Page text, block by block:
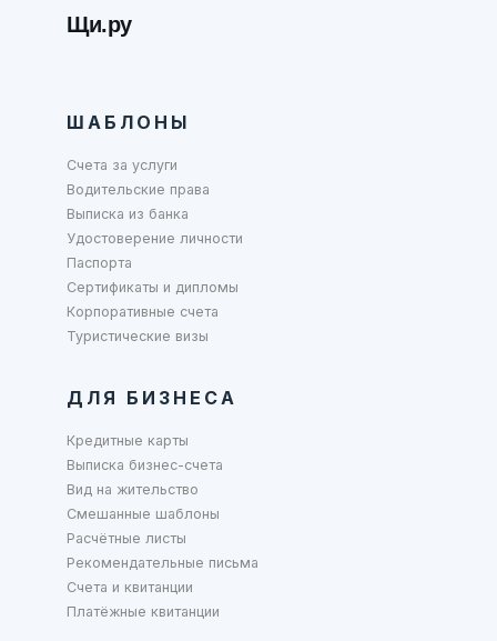
Щи.ру
ШАБЛОНЫ
Счета за услуги
Водительские права
Выписка из банка
Удостоверение личности
Паспорта
Сертификаты и дипломы
Корпоративные счета
Туристические визы
ДЛЯ БИЗНЕСА
Кредитные карты
Выписка бизнес-счета
Вид на жительство
Смешанные шаблоны
Расчётные листы
Рекомендательные письма
Счета и квитанции
Платёжные квитанции